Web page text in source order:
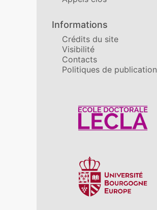
Informations
Crédits du site
Visibilité
Contacts
Politiques de publication
Affiliations/partenaires